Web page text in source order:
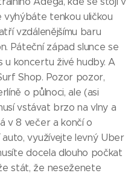
tenkou uličkou
vzdálenějšímu baru
Páteční západ slunce se
u koncertu živé hudby. A
Shop. Pozor pozor,
o půlnoci, ale (asi
vstávat brzo na vlny a
v 8 večer a končí o
auto, využívejte levný Uber
docela dlouho počkat
stát, že neseženete